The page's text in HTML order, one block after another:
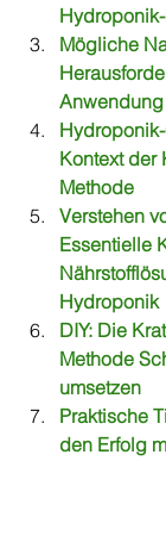
Mögliche
Kontext der
Methode
Verstehen
Essentielle
Hydroponik
DIY: Die
Methode
umsetzen
Praktische
den Erfolg